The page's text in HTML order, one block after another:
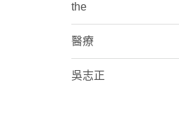
the
醫療
吳志正